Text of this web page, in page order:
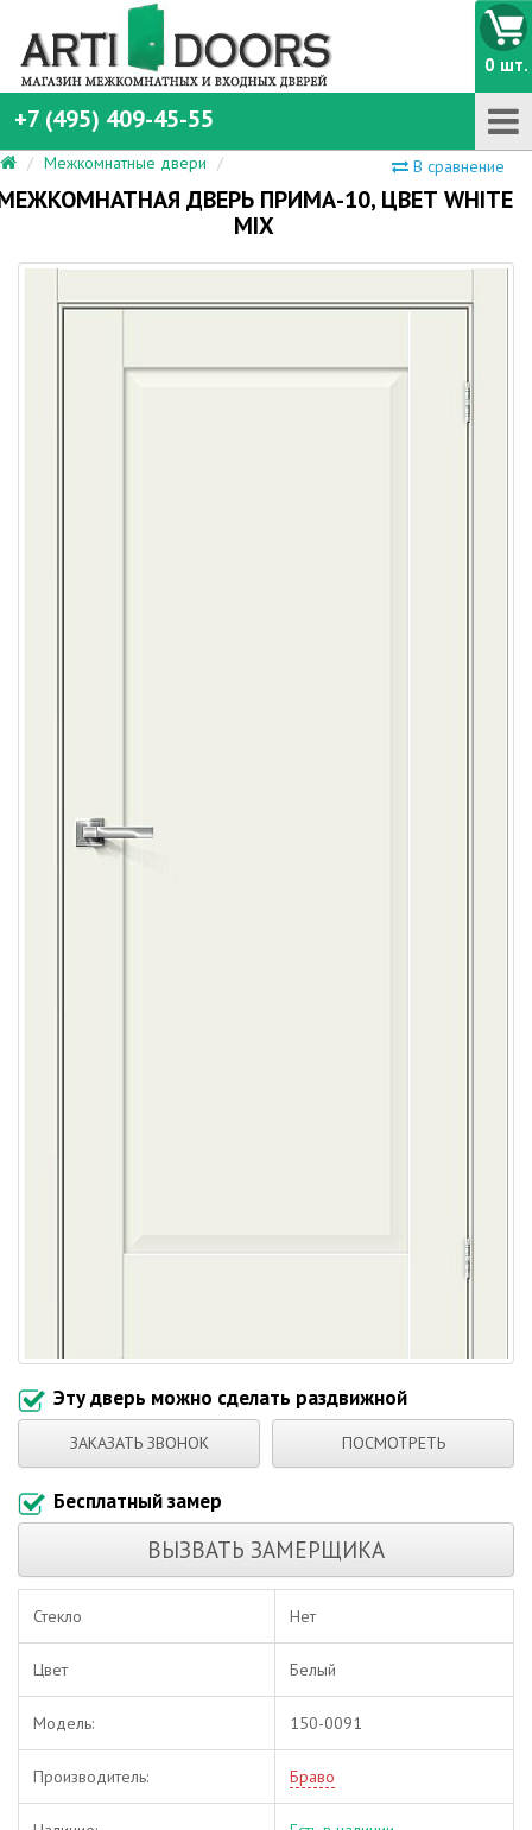
+7 (495) 409-45-55
0 шт.
В сравнение
Межкомнатные двери
ДВЕРЬ ПРИМА-10, ЦВЕТ WHITE
MIX
Эту дверь можно сделать раздвижной
ЗАКАЗАТЬ ЗВОНОК ПОСМОТРЕТЬ
Бесплатный замер
ВЫЗВАТЬ ЗАМЕРЩИКА
Стекло Нет
Цвет Белый
Модель: 150-0091
Производитель: Браво